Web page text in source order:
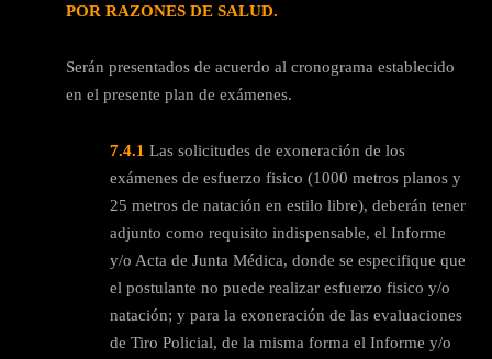
POR RAZONES DE SALUD.
Serán presentados de acuerdo al cronograma establecido
en el presente plan de exámenes.
7.4.1 Las solicitudes de exoneración de los
exámenes de esfuerzo fisico (1000 metros planos y
25 metros de natación en estilo libre), deberán tener
adjunto como requisito indispensable, el Informe
y/o Acta de Junta Médica, donde se especifique que
el postulante no puede realizar esfuerzo fisico y/o
natación; y para la exoneración de las evaluaciones
de Tiro Policial, de la misma forma el Informe y/o